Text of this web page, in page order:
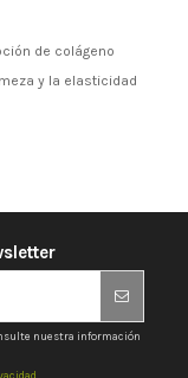
de colágeno
y la elasticidad
nuestra información